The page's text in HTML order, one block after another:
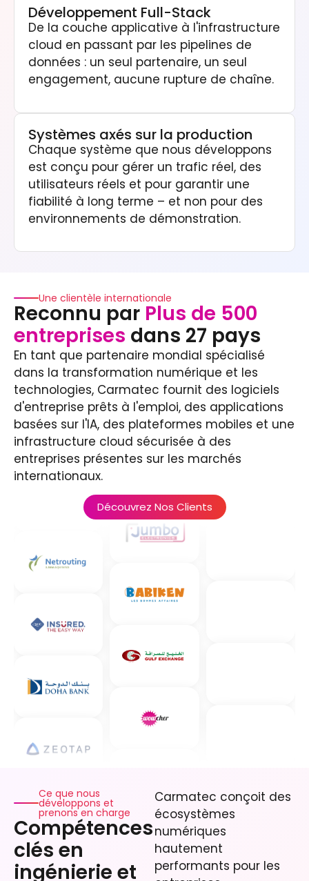
Développement Full-Stack
De la couche applicative à l'infrastructure
cloud en passant par les pipelines de
données : un seul partenaire, un seul
engagement, aucune rupture de chaîne.
Systèmes axés sur la production
Chaque système que nous développons
est conçu pour gérer un trafic réel, des
utilisateurs réels et pour garantir une
fiabilité à long terme – et non pour des
environnements de démonstration.
Une clientèle internationale
Reconnu par Plus de 500
entreprises dans 27 pays
En tant que partenaire mondial spécialisé
dans la transformation numérique et les
technologies, Carmatec fournit des logiciels
d'entreprise prêts à l'emploi, des applications
basées sur l'IA, des plateformes mobiles et une
infrastructure cloud sécurisée à des
entreprises présentes sur les marchés
internationaux.
Découvrez Nos Clients
Ce que nous
développons et
prenons en charge
Compétences
clés en
ingénierie et
Carmatec conçoit des
écosystèmes
numériques
hautement
performants pour les